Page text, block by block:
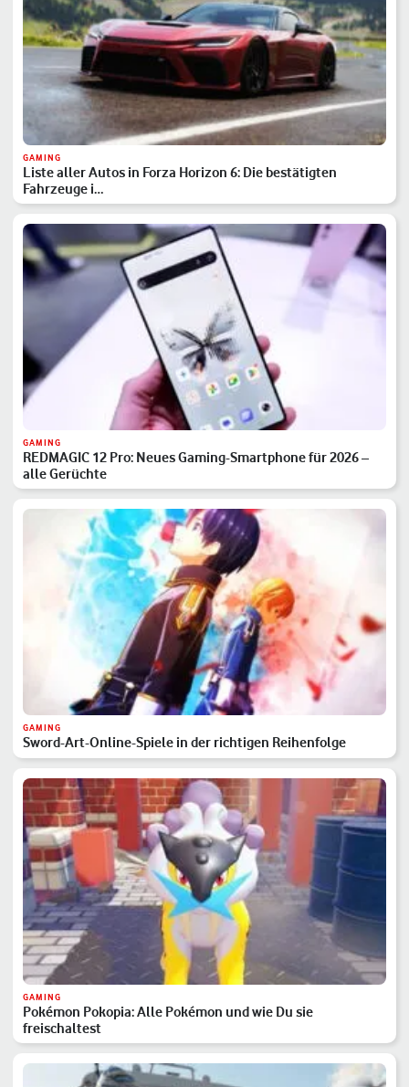
GAMING
Liste aller Autos in Forza Horizon 6: Die bestätigten
Fahrzeuge i…
GAMING
REDMAGIC 12 Pro: Neues Gaming-Smartphone für 2026 –
alle Gerüchte
GAMING
Sword-Art-Online-Spiele in der richtigen Reihenfolge
GAMING
Pokémon Pokopia: Alle Pokémon und wie Du sie
freischaltest